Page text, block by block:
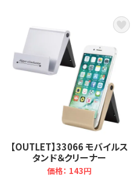
【OUTLET】33066 モバイルス
タンド＆クリーナー
価格： 143円